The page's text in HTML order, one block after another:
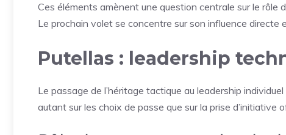
Ces éléments amènent une question centrale sur le rôle
Le prochain volet se concentre sur son influence directe
Putellas : leadership
Le passage de l’héritage tactique au leadership
autant sur les choix de passe que sur la prise d’initiative